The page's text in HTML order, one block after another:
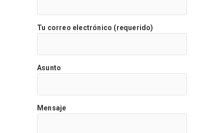
Tu correo electrónico (requerido)
Asunto
Mensaje